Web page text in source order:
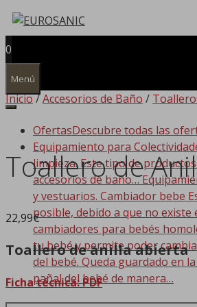
Saltar
contenido
0
Menú
OfertasDescubre todas las
Equipamiento para
limpieza. Este tipo de
accesorios de baño…
y vestuarios. Cambiador bebe
posible, debido a que no
cambiadores para bebés
tu bebé y permite poder
del bebé. Queda guardado en
pañal del bebé de manera…
Inicio/Accesorios de Baño /
Toallero de
22,99€
Toallero de anilla abierta
Ficha técnica: PDF